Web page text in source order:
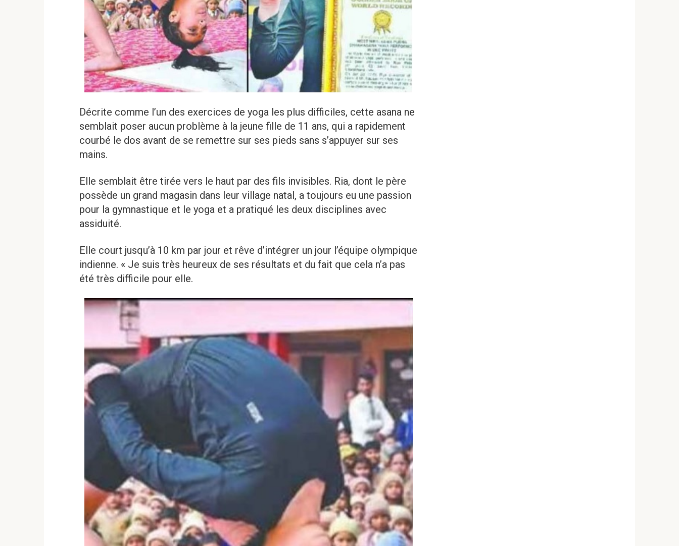
Décrite comme l’un des exercices de yoga les plus difficiles, cette asana ne
semblait poser aucun problème à la jeune fille de 11 ans, qui a rapidement
courbé le dos avant de se remettre sur ses pieds sans s’appuyer sur ses
mains.
Elle semblait être tirée vers le haut par des fils invisibles. Ria, dont le père
possède un grand magasin dans leur village natal, a toujours eu une passion
pour la gymnastique et le yoga et a pratiqué les deux disciplines avec
assiduité.
Elle court jusqu’à 10 km par jour et rêve d’intégrer un jour l’équipe olympique
indienne. « Je suis très heureux de ses résultats et du fait que cela n’a pas
été très difficile pour elle.